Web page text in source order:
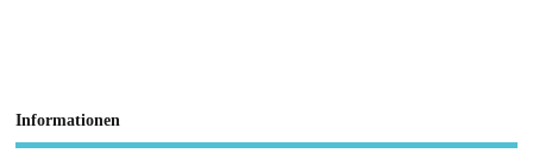
Informationen